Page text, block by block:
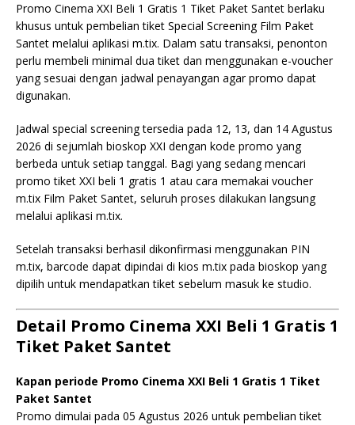
Promo Cinema XXI Beli 1 Gratis 1 Tiket Paket Santet berlaku
khusus untuk pembelian tiket Special Screening Film Paket
Santet melalui aplikasi m.tix. Dalam satu transaksi, penonton
perlu membeli minimal dua tiket dan menggunakan e-voucher
yang sesuai dengan jadwal penayangan agar promo dapat
digunakan.
Jadwal special screening tersedia pada 12, 13, dan 14 Agustus
2026 di sejumlah bioskop XXI dengan kode promo yang
berbeda untuk setiap tanggal. Bagi yang sedang mencari
promo tiket XXI beli 1 gratis 1 atau cara memakai voucher
m.tix Film Paket Santet, seluruh proses dilakukan langsung
melalui aplikasi m.tix.
Setelah transaksi berhasil dikonfirmasi menggunakan PIN
m.tix, barcode dapat dipindai di kios m.tix pada bioskop yang
dipilih untuk mendapatkan tiket sebelum masuk ke studio.
Detail Promo Cinema XXI Beli 1 Gratis 1
Tiket Paket Santet
Kapan periode Promo Cinema XXI Beli 1 Gratis 1 Tiket
Paket Santet
Promo dimulai pada 05 Agustus 2026 untuk pembelian tiket